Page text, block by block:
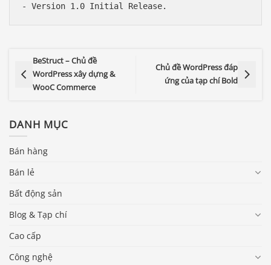
BeStruct – Chủ đề
WordPress xây dựng &
WooC Commerce
Chủ đề WordPress đáp
ứng của tạp chí Bold
DANH MỤC
Bán hàng
Bán lẻ
Bất động sản
Blog & Tạp chí
Cao cấp
Công nghệ